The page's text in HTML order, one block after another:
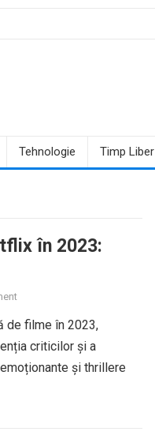
Tehnologie Timp Liber
în 2023:
de filme în 2023,
criticilor și a
și thrillere